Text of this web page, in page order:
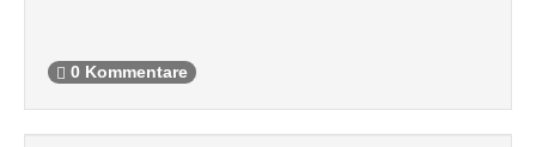
0 Kommentare